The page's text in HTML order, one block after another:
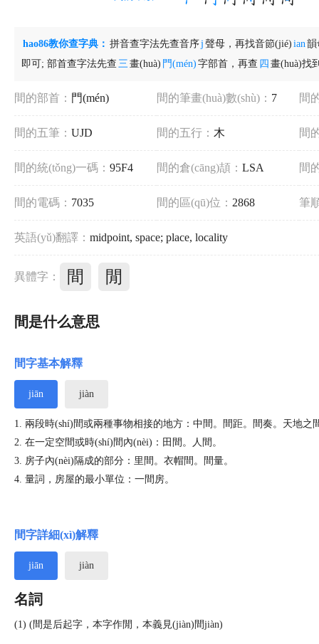
hao86教你查字典： 拼音查字法先查音序j 聲母，再找音節(jié) ian韻
即可; 部首查字法先查 三 畫(huà) 門(mén) 字部首，再查 四 畫(huà)找
間的部首： 門(mén) 間的筆畫(huà)數(shù)： 7 間
間的五筆： UJD 間的五行： 木 間
間的統(tǒng)一碼： 95F4 間的倉(cāng)頡： LSA 間
間的電碼： 7035 間的區(qū)位： 2868 筆
英語(yǔ)翻譯： midpoint, space; place, locality
異體字： 間 閒
間是什么意思
間字基本解釋
jiān jiàn
1. 兩段時(shí)間或兩種事物相接的地方：中間。間距。間奏。天地之
2. 在一定空間或時(shí)間內(nèi)：田間。人間。
3. 房子內(nèi)隔成的部分：里間。衣帽間。間量。
4. 量詞，房屋的最小單位：一間房。
間字詳細(xì)解釋
jiān jiàn
名詞
(1) (間是后起字，本字作閒，本義見(jiàn)間jiàn)